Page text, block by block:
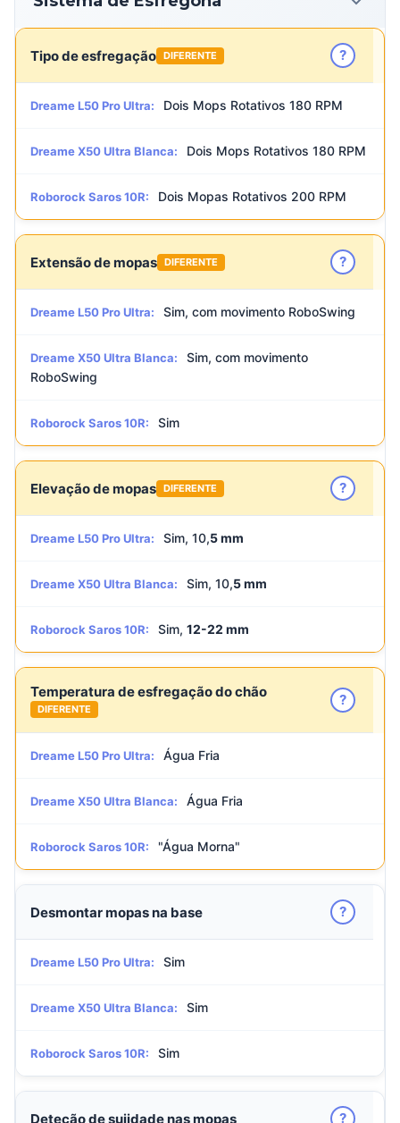
Tipo de esfregação DIFERENTE ?
Dreame L50 Pro Ultra: Dois Mops Rotativos 180 RPM
Dreame X50 Ultra Blanca: Dois Mops Rotativos 180 RPM
Roborock Saros 10R: Dois Mopas Rotativos 200 RPM
Extensão de mopas DIFERENTE ?
Dreame L50 Pro Ultra: Sim, com movimento RoboSwing
Dreame X50 Ultra Blanca:
Sim, com movimento
RoboSwing
Roborock Saros 10R: Sim
Elevação de mopas DIFERENTE ?
Dreame L50 Pro Ultra: Sim, 10,5 mm
Dreame X50 Ultra Blanca: Sim, 10,5 mm
Roborock Saros 10R: Sim, 12-22 mm
Temperatura de esfregação do chão
DIFERENTE
?
Dreame L50 Pro Ultra: Água Fria
Dreame X50 Ultra Blanca: Água Fria
Roborock Saros 10R: "Água Morna"
Desmontar mopas na base ?
Dreame L50 Pro Ultra: Sim
Dreame X50 Ultra Blanca: Sim
Roborock Saros 10R: Sim
Deteção de sujidade nas mopas ?